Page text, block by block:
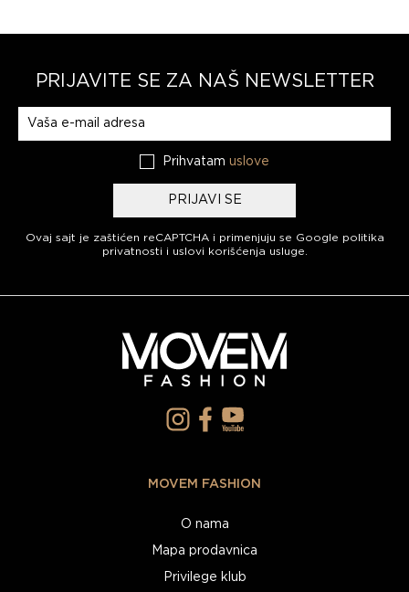
PRIJAVITE SE ZA NAŠ NEWSLETTER
Prihvatam uslove
PRIJAVI SE
Ovaj sajt je zaštićen reCAPTCHA i primenjuju se Google politika
privatnosti i uslovi korišćenja usluge
MOVEM FASHION
O nama
Mapa prodavnica
Privilege klub